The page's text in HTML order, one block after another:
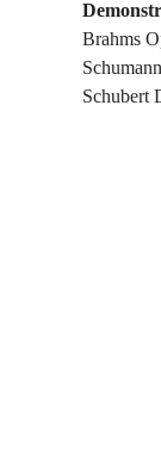
Brahms
Schubert